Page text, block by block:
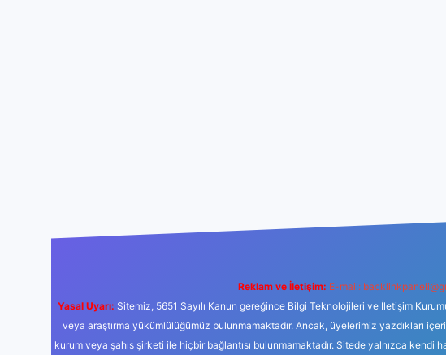
Reklam ve İletişim: E-mail:
Yasal Uyarı: Sitemiz, 5651 Sayılı Kanun gereğince Bilgi Teknolojileri ve İletişim
veya araştırma yükümlülüğümüz bulunmamaktadır. Ancak, üyelerimiz yazdıkları
kurum veya şahıs şirketi ile hiçbir bağlantısı bulunmamaktadır. Sitede yalnızca kendi